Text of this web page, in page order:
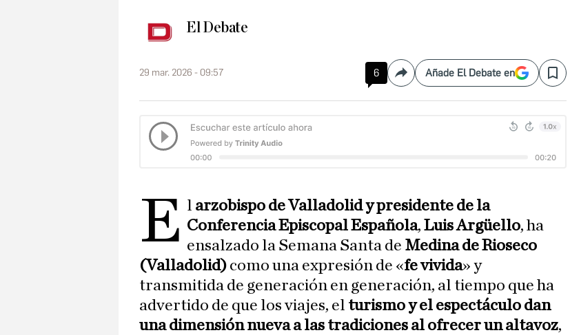
El Debate
29 mar. 2026 - 09:57 6 CompartirAñade El Debate en Save
E l arzobispo de Valladolid y presidente de la
Conferencia Episcopal Española,Luis Argüello, ha
ensalzado la Semana Santa de Medina de Rioseco
(Valladolid) como una expresión de «fe vivida» y
transmitida de generación en generación, al tiempo que ha
advertido de que los viajes, el turismo y el espectáculo dan
una dimensión nueva a las tradiciones al ofrecer un altavoz,